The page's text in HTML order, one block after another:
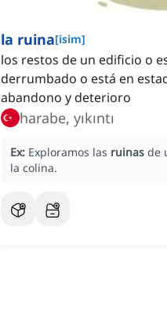
la ruina[isim]
los restos de un edificio o
derrumbado o está en
abandono y deterioro
harabe, yıkıntı
Ex: Exploramos las ruinas de
la colina.